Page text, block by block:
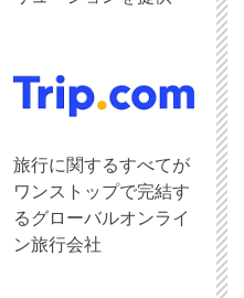
旅行に関するすべてが
ワンストップで完結す
るグローバルオンライ
ン旅行会社